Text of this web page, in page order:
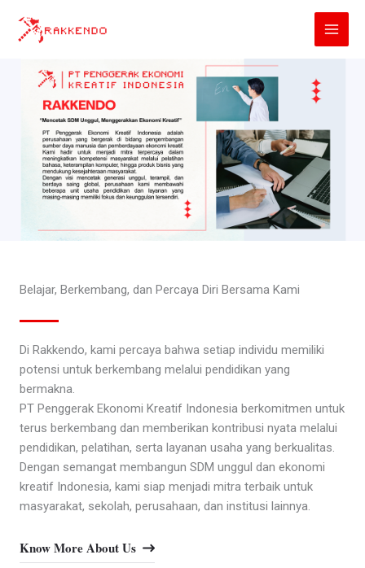
Belajar, Berkembang, dan Percaya Diri Bersama Kami
Di Rakkendo, kami percaya bahwa setiap individu memiliki
potensi untuk berkembang melalui pendidikan yang
bermakna.
PT Penggerak Ekonomi Kreatif Indonesia berkomitmen untuk
terus berkembang dan memberikan kontribusi nyata melalui
pendidikan, pelatihan, serta layanan usaha yang berkualitas.
Dengan semangat membangun SDM unggul dan ekonomi
kreatif Indonesia, kami siap menjadi mitra terbaik untuk
masyarakat, sekolah, perusahaan, dan institusi lainnya.
Know More About Us